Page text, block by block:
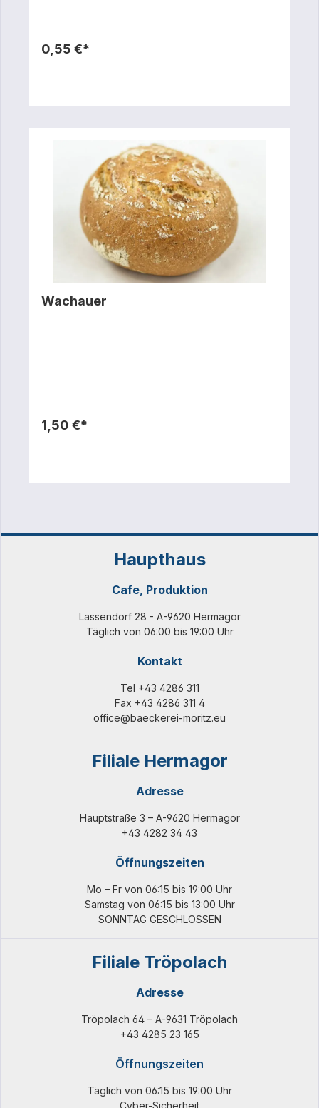
0,55 €*
Wachauer
1,50 €*
Haupthaus
Cafe, Produktion
Lassendorf 28 - A-9620 Hermagor
Täglich von 06:00 bis 19:00 Uhr
Kontakt
Tel +43 4286 311
Fax +43 4286 311 4
office@baeckerei-moritz.eu
Filiale Hermagor
Adresse
Hauptstraße 3 – A-9620 Hermagor
+43 4282 34 43
Öffnungszeiten
Mo – Fr von 06:15 bis 19:00 Uhr
Samstag von 06:15 bis 13:00 Uhr
SONNTAG GESCHLOSSEN
Filiale Tröpolach
Adresse
Tröpolach 64 – A-9631 Tröpolach
+43 4285 23 165
Öffnungszeiten
Täglich von 06:15 bis 19:00 Uhr
Cyber-Sicherheit